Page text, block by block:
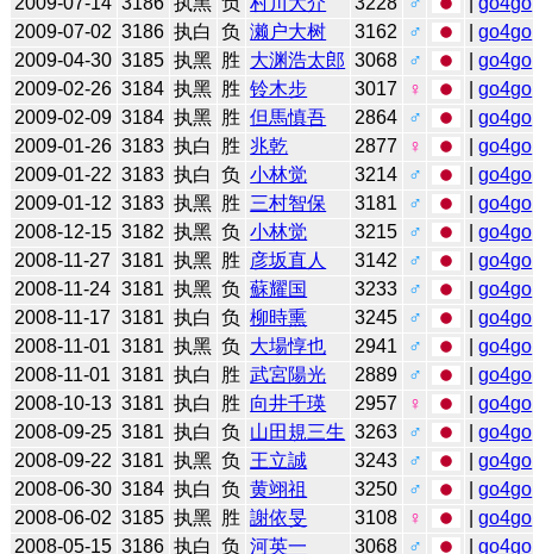
2009-07-02 3186 执白 负 濑户大树 3162 ♂ |go4go
2009-04-30 3185 执黑 胜 大渊浩太郎 3068 ♂ |go4go
2009-02-26 3184 执黑 胜 铃木步 3017 ♀ |go4go
2009-02-09 3184 执黑 胜 但馬慎吾 2864 ♂ |go4go
2009-01-26 3183 执白 胜 兆乾 2877 ♀ |go4go
2009-01-22 3183 执白 负 小林觉 3214 ♂ |go4go
2009-01-12 3183 执黑 胜 三村智保 3181 ♂ |go4go
2008-12-15 3182 执黑 负 小林觉 3215 ♂ |go4go
2008-11-27 3181 执黑 胜 彦坂直人 3142 ♂ |go4go
2008-11-24 3181 执黑 负 蘇耀国 3233 ♂ |go4go
2008-11-17 3181 执白 负 柳時熏 3245 ♂ |go4go
2008-11-01 3181 执黑 负 大場惇也 2941 ♂ |go4go
2008-11-01 3181 执白 胜 武宮陽光 2889 ♂ |go4go
2008-10-13 3181 执白 胜 向井千瑛 2957 ♀ |go4go
2008-09-25 3181 执白 负 山田規三生 3263 ♂ |go4go
2008-09-22 3181 执黑 负 王立誠 3243 ♂ |go4go
2008-06-30 3184 执白 负 黄翊祖 3250 ♂ |go4go
2008-06-02 3185 执黑 胜 謝依旻 3108 ♀ |go4go
2008-05-15 3186 执白 负 河英一 3068 ♂ |go4go